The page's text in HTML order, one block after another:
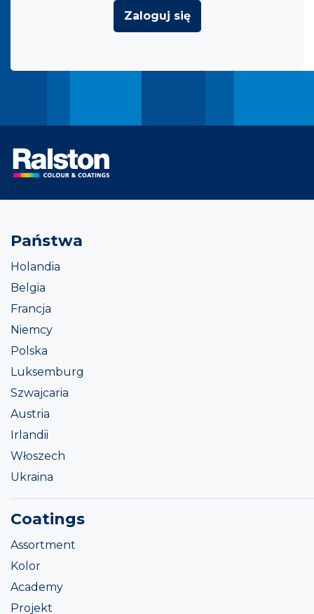
Zaloguj się
Państwa
Holandia
Belgia
Francja
Niemcy
Polska
Luksemburg
Szwajcaria
Austria
Irlandii
Włoszech
Ukraina
Coatings
Assortment
Kolor
Academy
Projekt